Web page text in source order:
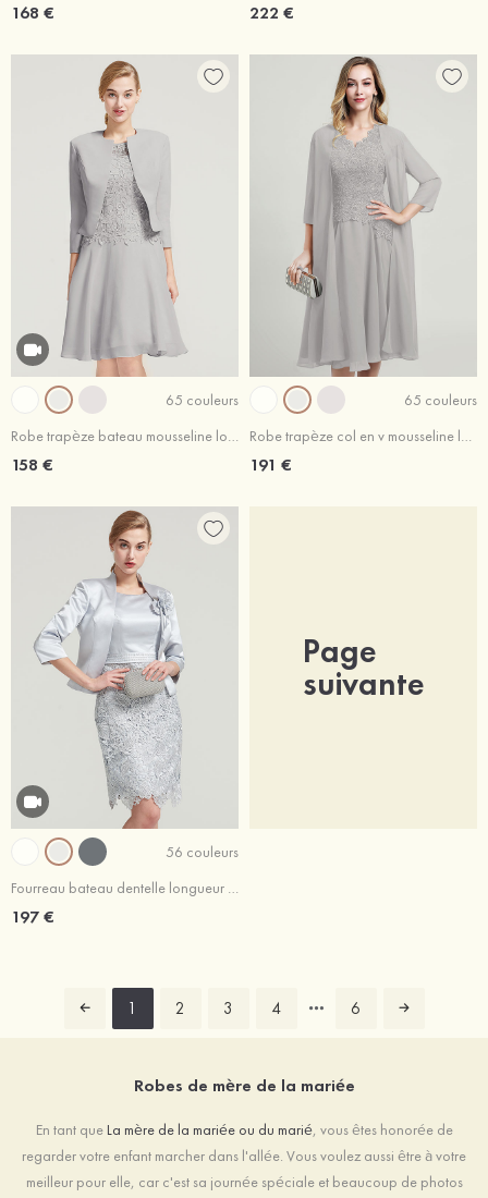
168 € 222 €
65 couleurs
Robe trapèze bateau mousseline longueur genou robe de mère de la mariée avec dentelle veste
158 €
65 couleurs
Robe trapèze col en v mousseline longueur genou robe de mère de la mariée avec perle dentelle veste
191 €
56 couleurs
Fourreau bateau dentelle longueur genou robe de mère de la mariée avec fleurs veste
197 €
Page
suivante
1 2 3 4 6
Robes de mère de la mariée
En tant que La mère de la mariée ou du marié, vous êtes honorée de
regarder votre enfant marcher dans l'allée. Vous voulez aussi être à votre
meilleur pour elle, car c'est sa journée spéciale et beaucoup de photos